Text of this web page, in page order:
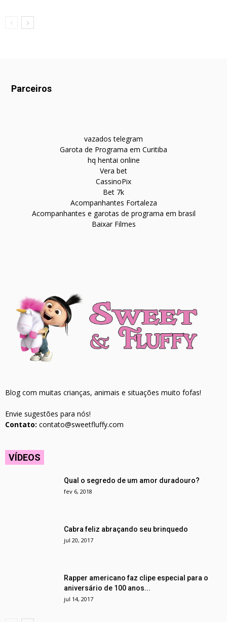
Parceiros
vazados telegram
Garota de Programa em Curitiba
hq hentai online
Vera bet
CassinoPix
Bet 7k
Acompanhantes Fortaleza
Acompanhantes e garotas de programa em brasil
Baixar Filmes
Blog com muitas crianças, animais e situações muito fofas!
Envie sugestões para nós!
Contato: contato@sweetfluffy.com
VÍDEOS
Qual o segredo de um amor duradouro?
fev 6, 2018
Cabra feliz abraçando seu brinquedo
jul 20, 2017
Rapper americano faz clipe especial para o
aniversário de 100 anos...
jul 14, 2017